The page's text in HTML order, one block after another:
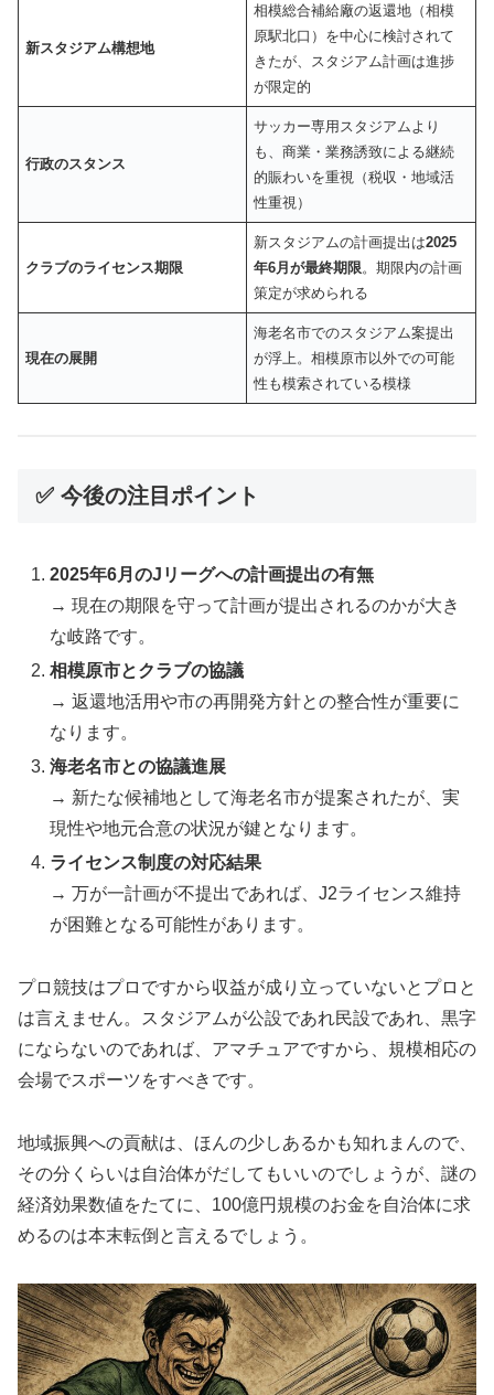
新スタジアム構想地
相模総合補給廠の返還地（相模
原駅北口）を中心に検討されて
きたが、スタジアム計画は進捗
が限定的
行政のスタンス
サッカー専用スタジアムより
も、商業・業務誘致による継続
的賑わいを重視（税収・地域活
性重視）
クラブのライセンス期限
新スタジアムの計画提出は2025
年6月が最終期限 。期限内の計画
策定が求められる
現在の展開
海老名市でのスタジアム案提出
が浮上。相模原市以外での可能
性も模索されている模様
✅ 今後の注目ポイント
2025年6月のJリーグへの計画提出の有無
→ 現在の期限を守って計画が提出されるのかが大き
な岐路です。
相模原市とクラブの協議
→ 返還地活用や市の再開発方針との整合性が重要に
なります。
海老名市との協議進展
→ 新たな候補地として海老名市が提案されたが、実
現性や地元合意の状況が鍵となります。
ライセンス制度の対応結果
→ 万が一計画が不提出であれば、J2ライセンス維持
が困難となる可能性があります。
プロ競技はプロですから収益が成り立っていないとプロと
は言えません。スタジアムが公設であれ民設であれ、黒字
にならないのであれば、アマチュアですから、規模相応の
会場でスポーツをすべきです。
地域振興への貢献は、ほんの少しあるかも知れまんので、
その分くらいは自治体がだしてもいいのでしょうが、謎の
経済効果数値をたてに、100億円規模のお金を自治体に求
めるのは本末転倒と言えるでしょう。